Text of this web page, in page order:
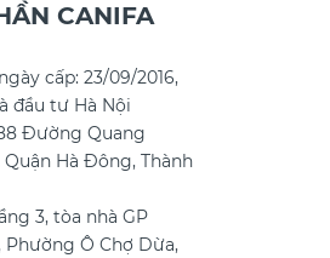
CANIFA
cấp: 23/09/2016,
đầu tư Hà Nội
Đường Quang
Hà Đông, Thành
3, tòa nhà GP
Phường Ô Chợ Dừa,